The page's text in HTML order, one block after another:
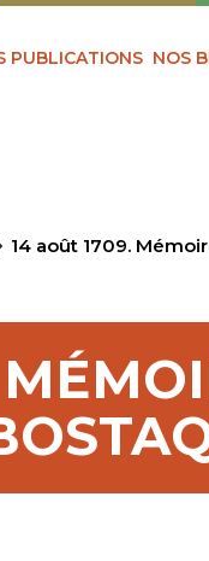
PUBLICATIONS NOS
14 août 1709.